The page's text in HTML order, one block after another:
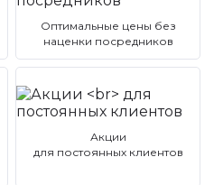
Оптимальные цены без
наценки посредников
Акции
для постоянных клиентов